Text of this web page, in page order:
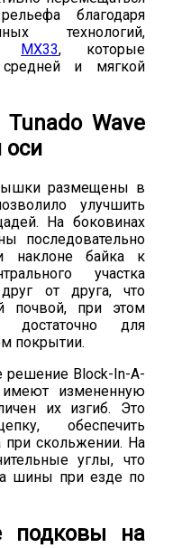
благодаря
технологий,
MX33, которые
и мягкой
Wave
оси
размещены в
улучшить
На боковинах
последовательно
наклоне байка к
участка
от друга, что
почвой, при этом
достаточно для
покрытии.
решение Block-In-A-
имеют измененную
их изгиб. Это
обеспечить
при скольжении. На
углы, что
шины при езде по
подковы на